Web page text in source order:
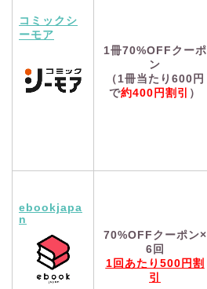
コミックシ
ーモア
1冊70%OFFクーポ
ン
（1冊当たり600円
で約400円割引 ）
ebookjapa
n
70%OFFクーポン×
6回
1回あたり500円割
引